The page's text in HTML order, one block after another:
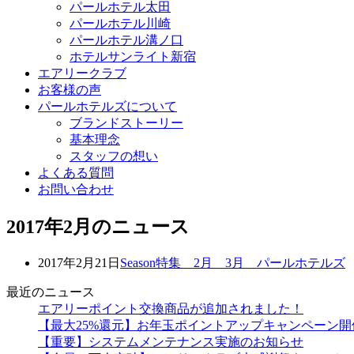
パールホテル太田
パールホテル川崎
パールホテル溝ノ口
ホテルサンライト新宿
エアリークラブ
お客様の声
パールホテルズについて
ブランドストーリー
基本理念
スタッフの想い
よくある質問
お問い合わせ
2017年2月のニュース
2017年2月21日 Season特集 2月 3月 パールホテルズ
最近のニュース
エアリーポイント交換商品が追加されました！
【最大25%還元】お年玉ポイントアップキャンペーン
【重要】システムメンテナンス実施のお知らせ